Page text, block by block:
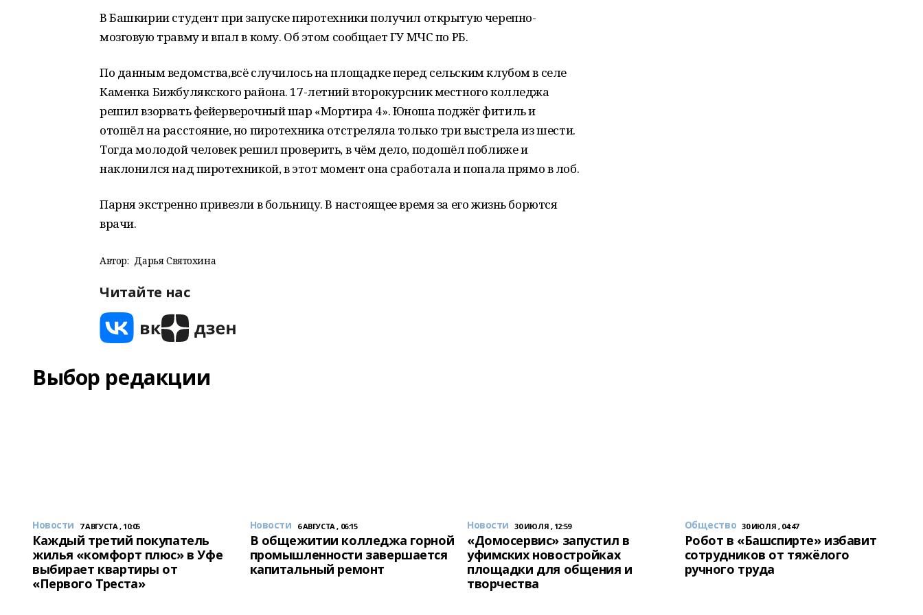
В Башкирии студент при запуске пиротехники получил открытую черепно-
мозговую травму и впал в кому. Об этом сообщает ГУ МЧС по РБ.
По данным ведомства,всё случилось на площадке перед сельским клубом в селе
Каменка Бижбулякского района. 17-летний второкурсник местного колледжа
решил взорвать фейерверочный шар «Мортира 4». Юноша поджёг фитиль и
отошёл на расстояние, но пиротехника отстреляла только три выстрела из шести.
Тогда молодой человек решил проверить, в чём дело, подошёл поближе и
наклонился над пиротехникой, в этот момент она сработала и попала прямо в лоб.
Парня экстренно привезли в больницу. В настоящее время за его жизнь борются
врачи.
Автор: Дарья Святохина
Читайте нас
Выбор редакции
Новости 7 АВГУСТА , 10:05
Каждый третий покупатель
жилья «комфорт плюс» в Уфе
выбирает квартиры от
«Первого Треста»
Новости 6 АВГУСТА , 06:15
В общежитии колледжа горной
промышленности завершается
капитальный ремонт
Новости 30 ИЮЛЯ , 12:59
«Домосервис» запустил в
уфимских новостройках
площадки для общения и
творчества
Общество 30 ИЮЛЯ , 04:47
Робот в «Башспирте» избавит
сотрудников от тяжёлого
ручного труда